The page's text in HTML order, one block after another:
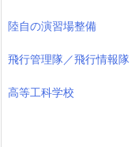
陸自の演習場整備
飛行管理隊／飛行情報隊
高等工科学校